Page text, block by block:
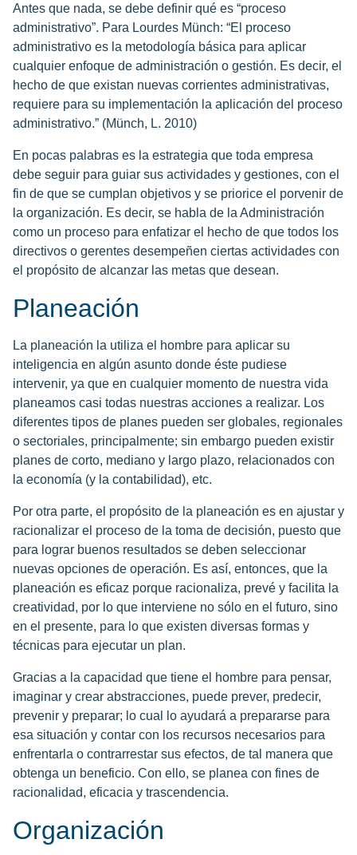
Antes que nada, se debe definir qué es “proceso
administrativo”. Para Lourdes Münch: “El proceso
administrativo es la metodología básica para aplicar
cualquier enfoque de administración o gestión. Es decir, el
hecho de que existan nuevas corrientes administrativas,
requiere para su implementación la aplicación del proceso
administrativo.” (Münch, L. 2010)
En pocas palabras es la estrategia que toda empresa
debe seguir para guiar sus actividades y gestiones, con el
fin de que se cumplan objetivos y se priorice el porvenir de
la organización. Es decir, se habla de la Administración
como un proceso para enfatizar el hecho de que todos los
directivos o gerentes desempeñen ciertas actividades con
el propósito de alcanzar las metas que desean.
Planeación
La planeación la utiliza el hombre para aplicar su
inteligencia en algún asunto donde éste pudiese
intervenir, ya que en cualquier momento de nuestra vida
planeamos casi todas nuestras acciones a realizar. Los
diferentes tipos de planes pueden ser globales, regionales
o sectoriales, principalmente; sin embargo pueden existir
planes de corto, mediano y largo plazo, relacionados con
la economía (y la contabilidad), etc.
Por otra parte, el propósito de la planeación es en ajustar y
racionalizar el proceso de la toma de decisión, puesto que
para lograr buenos resultados se deben seleccionar
nuevas opciones de operación. Es así, entonces, que la
planeación es eficaz porque racionaliza, prevé y facilita la
creatividad, por lo que interviene no sólo en el futuro, sino
en el presente, para lo que existen diversas formas y
técnicas para ejecutar un plan.
Gracias a la capacidad que tiene el hombre para pensar,
imaginar y crear abstracciones, puede prever, predecir,
prevenir y preparar; lo cual lo ayudará a prepararse para
esa situación y contar con los recursos necesarios para
enfrentarla o contrarrestar sus efectos, de tal manera que
obtenga un beneficio. Con ello, se planea con fines de
racionalidad, eficacia y trascendencia.
Organización